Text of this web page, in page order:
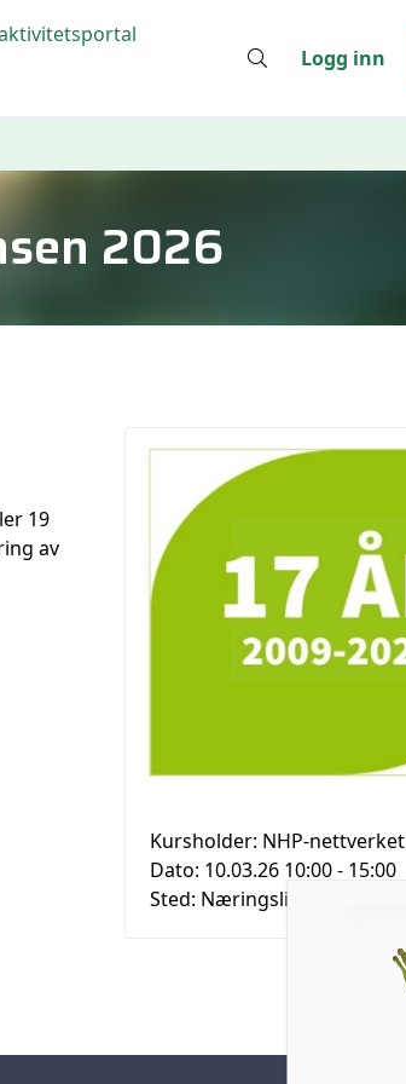
Logg inn
2026
19
av
Kursholder: NHP-nettverket
Dato: 10.03.26 10:00- 15:00
Sted: Næringslivets Hus